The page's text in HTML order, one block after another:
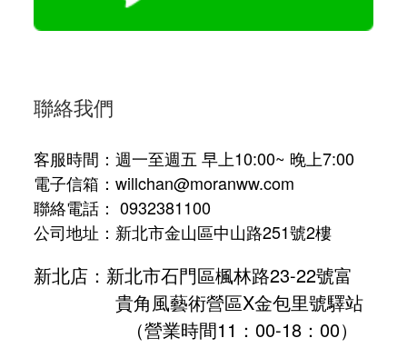
聯絡我們
客服時間：週一至週五 早上10:00~ 晚上7:00
電子信箱：willchan@moranww.com
聯絡電話： 0932381100
公司地址：新北市金山區中山路251號2樓
新北店：新北市石門區楓林路23-22號富
貴角風藝術營區X金包里號驛站
（營業時間11：00-18：00）